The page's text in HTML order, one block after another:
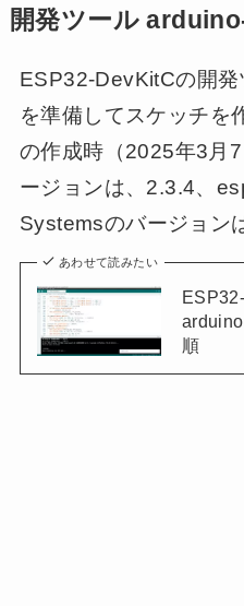
開発ツール
ESP32-DevKitCの開
を準備してスケッチを
の作成時（2025年3月
ージョンは、2.3.4、
Systemsのバージョン
あわせて読みたい
順